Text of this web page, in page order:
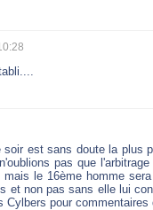
est sans doute la plus
pas que
mais le 16ème homme
et non pas sans elle lui
Cylbers pour commentaires